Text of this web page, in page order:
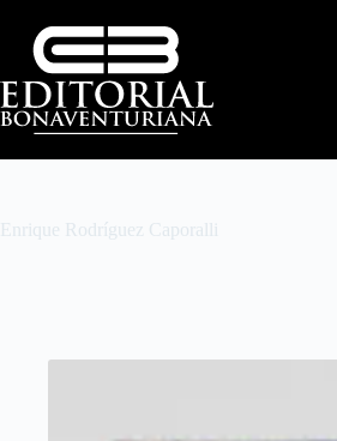
Enrique Rodríguez Caporalli